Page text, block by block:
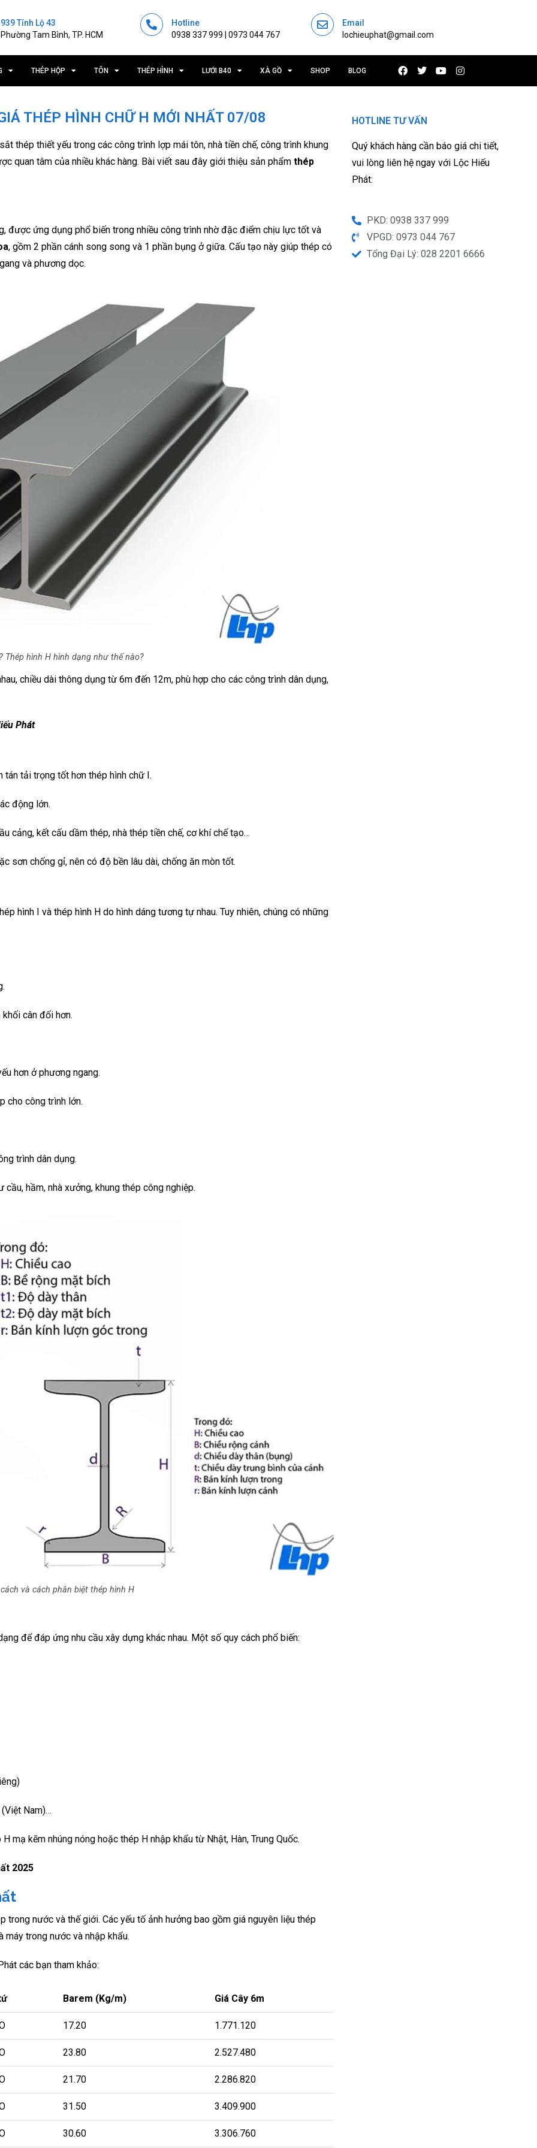
939 Tỉnh Lộ 43
Phường Tam Bình, TP. HCM
Hotline
0938 337 999 | 0973 044 767
Email
lochieuphat@gmail.com
THÉP HỘP TÔN THÉP HÌNH LƯỚI B40 XÀ GỒ SHOP BLOG
THÉP HÌNH CHỮ H MỚI NHẤT 07/08
thép thiết yếu trong các công trình lợp mái tôn, nhà tiền chế, công trình khung
quan tâm của nhiều khác hàng. Bài viết sau đây giới thiệu sản phẩm thép
được ứng dụng phổ biến trong nhiều công trình nhờ đặc điểm chịu lực tốt và
, gồm 2 phần cánh song song và 1 phần bụng ở giữa. Cấu tạo này giúp thép có
và phương dọc.
Thép hình H hình dạng như thế nào?
chiều dài thông dụng từ 6m đến 12m, phù hợp cho các công trình dân dụng,
Phát
tán tải trọng tốt hơn thép hình chữ I.
động lớn.
cảng, kết cấu dầm thép, nhà thép tiền chế, cơ khí chế tạo…
sơn chống gỉ, nên có độ bền lâu dài, chống ăn mòn tốt.
hình I và thép hình H do hình dáng tương tự nhau. Tuy nhiên, chúng có những
khối cân đối hơn.
hơn ở phương ngang.
cho công trình lớn.
trình dân dụng.
hầm, nhà xưởng, khung thép công nghiệp.
và cách phân biệt thép hình H
để đáp ứng nhu cầu xây dựng khác nhau. Một số quy cách phổ biến:
Nam)…
mạ kẽm nhúng nóng hoặc thép H nhập khẩu từ Nhật, Hàn, Trung Quốc.
2025
nước và thế giới. Các yếu tố ảnh hưởng bao gồm giá nguyên liệu thép
máy trong nước và nhập khẩu.
các bạn tham khảo:
Barem (Kg/m) Giá Cây 6m
17.20 1.771.120
23.80 2.527.480
21.70 2.286.820
31.50 3.409.900
30.60 3.306.760
HOTLINE TƯ VẤN
Quý khách hàng cần báo giá chi tiết,
vui lòng liên hệ ngay với Lộc Hiếu
Phát:
PKD: 0938 337 999
VPGD: 0973 044 767
Tổng Đại Lý: 028 2201 6666